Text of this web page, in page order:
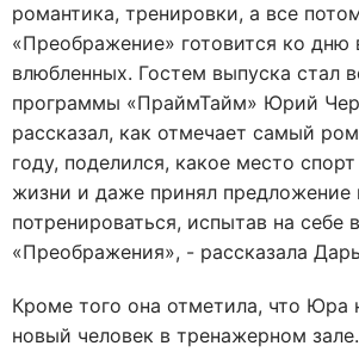
романтика, тренировки, а все
«Преображение» готовится ко дню
влюбленных. Гостем выпуска стал
программы «ПраймТайм» Юрий
рассказал, как отмечает самый
году, поделился, какое место
жизни и даже принял предложение
потренироваться, испытав на себе
«Преображения», - рассказала
Кроме того она отметила, что Юра
новый человек в тренажерном